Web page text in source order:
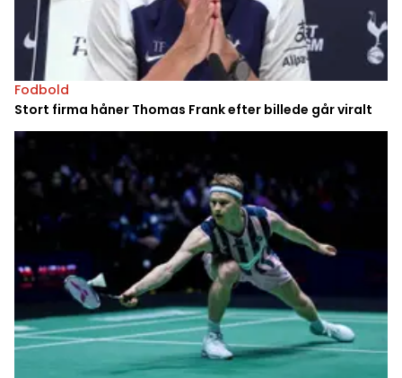
Fodbold
Stort firma håner Thomas Frank efter billede går viralt